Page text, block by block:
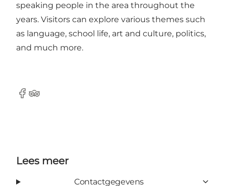
speaking people in the area throughout the
years. Visitors can explore various themes such
as language, school life, art and culture, politics,
and much more.
Facebook
Tripadvisor
Lees meer
Contactgegevens